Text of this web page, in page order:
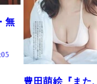
斎藤恭代